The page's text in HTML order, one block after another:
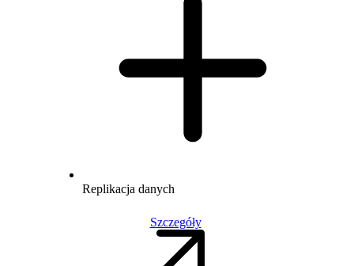
Replikacja danych
Szczegóły